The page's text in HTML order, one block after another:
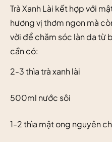
Trà Xanh Lài kết hợp với
hương vị thơm ngon mà
vời để chăm sóc làn da từ
cần có:
2-3 thìa trà xanh lài
500ml nước sôi
1-2 thìa mật ong nguyên